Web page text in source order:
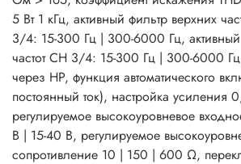
5 Вт 1 кГц, активный фильтр верхних
3/4: 15-300 Гц | 300-6000 Гц,
частот CH 3/4: 15-300 Гц | 300-6000
через HP, функция автоматического
постоянный ток), настройка усиления
регулируемое высокоуровневое
В | 15-40 В, регулируемое
сопротивление 10 | 150 | 600 Ω,